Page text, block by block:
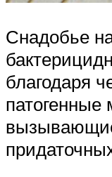
Снадобье
благодаря
патогенные